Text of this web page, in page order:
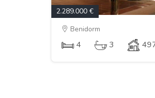
2.289.000 €
Benidorm
4 3